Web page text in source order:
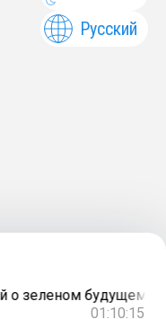
Русский
зеленом будущем:
01:10:15